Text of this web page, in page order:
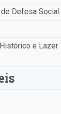
Defesa Social
e Lazer